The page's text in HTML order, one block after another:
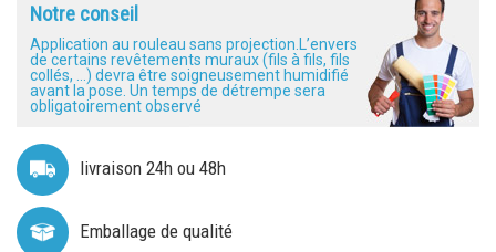
Notre conseil
Application au rouleau sans projection.L’envers
de certains revêtements muraux (fils à fils, fils
collés, ...) devra être soigneusement humidifié
avant la pose. Un temps de détrempe sera
obligatoirement observé
livraison 24h ou 48h
Emballage de qualité